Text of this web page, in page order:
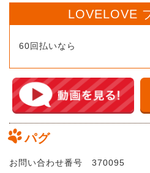
LOVELOVE
60回払いなら
パグ
お問い合わせ番号 370095